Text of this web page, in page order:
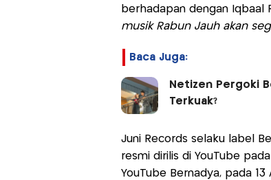
berhadapan dengan Iqbaal
musik Rabun Jauh akan
Baca Juga:
Netizen Pergoki
Terkuak?
Juni Records selaku label
resmi dirilis di YouTube
YouTube Bernadya, pada 13